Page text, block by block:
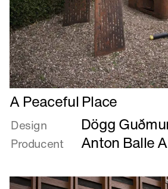
Læs
mere
om
A
Place
A Peaceful Place
Design Dögg
Producent Anton Balle